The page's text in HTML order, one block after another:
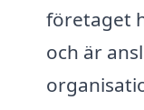
företaget
och är